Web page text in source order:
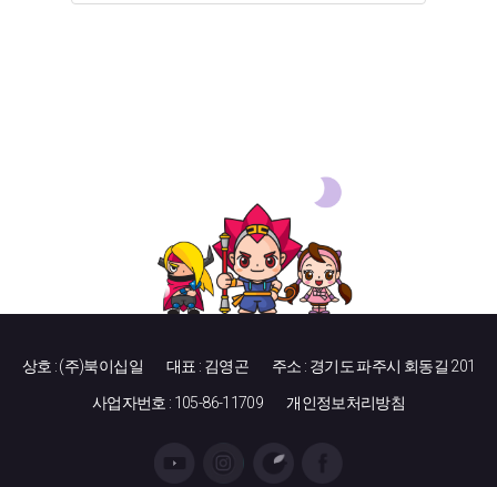
상호 : (주)북이십일 대표 : 김영곤 주소 : 경기도 파주시 회동길 201
사업자번호 : 105-86-11709 개인정보처리방침